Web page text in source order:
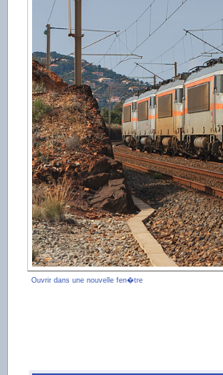
Ouvrir dans une nouvelle fen�tre